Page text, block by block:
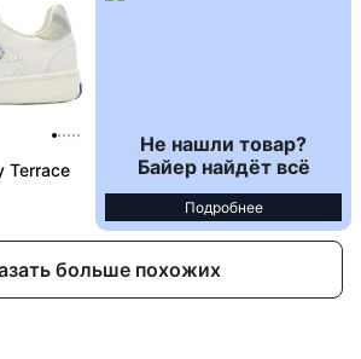
Terrace
Не нашли товар?
Байер найдёт всё
Подробнее
больше похожих